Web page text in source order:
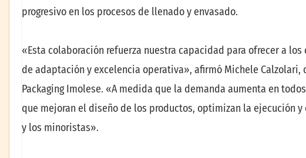
progresivo en los procesos de llenado y envasado.
«Esta colaboración refuerza nuestra capacidad para ofrecer a
de adaptación y excelencia operativa», afirmó Michele
Packaging Imolese. «A medida que la demanda aumenta en
que mejoran el diseño de los productos, optimizan la ejecución
y los minoristas».